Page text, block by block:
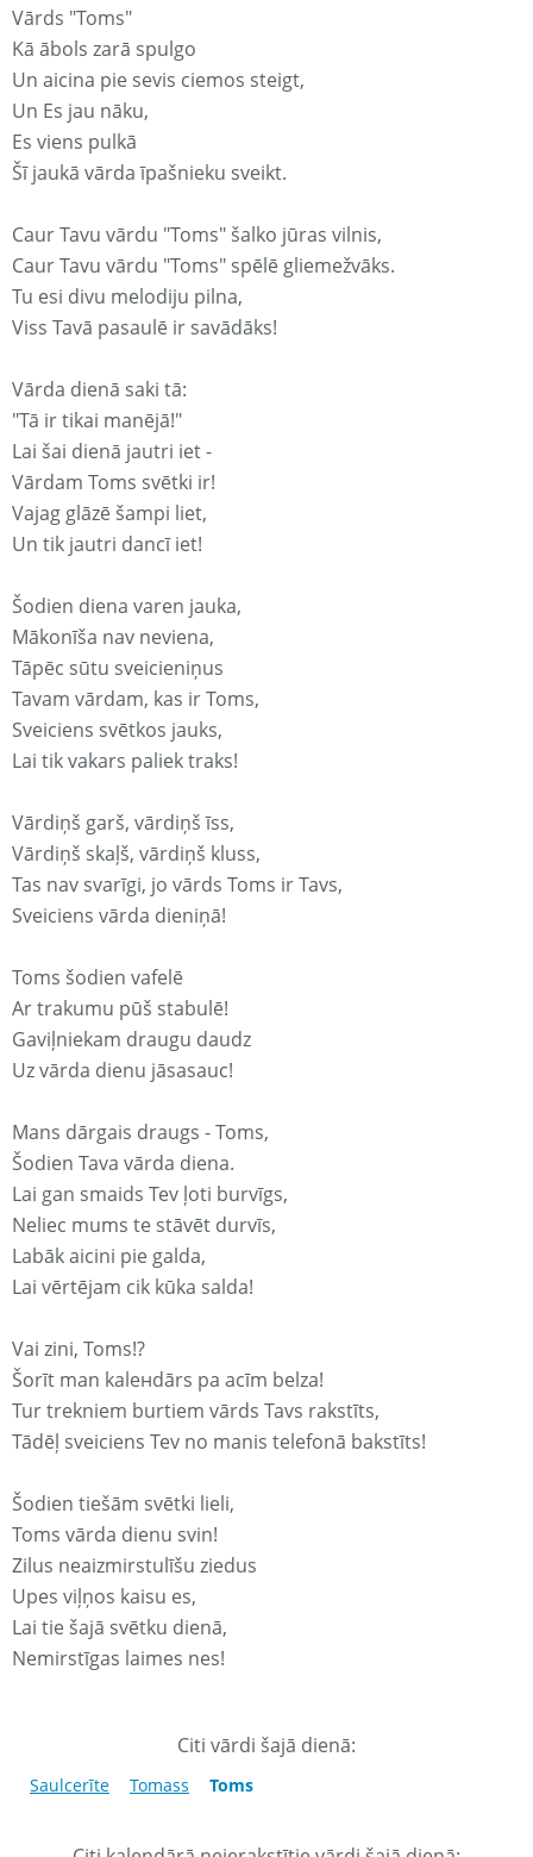
Vārds "Toms"
Kā ābols zarā spulgo
Un aicina pie sevis ciemos steigt,
Un Es jau nāku,
Es viens pulkā
Šī jaukā vārda īpašnieku sveikt.
Caur Tavu vārdu "Toms" šalko jūras vilnis,
Caur Tavu vārdu "Toms" spēlē gliemežvāks.
Tu esi divu melodiju pilna,
Viss Tavā pasaulē ir savādāks!
Vārda dienā saki tā:
"Tā ir tikai manējā!"
Lai šai dienā jautri iet -
Vārdam Toms svētki ir!
Vajag glāzē šampi liet,
Un tik jautri dancī iet!
Šodien diena varen jauka,
Mākonīša nav neviena,
Tāpēc sūtu sveicieniņus
Tavam vārdam, kas ir Toms,
Sveiciens svētkos jauks,
Lai tik vakars paliek traks!
Vārdiņš garš, vārdiņš īss,
Vārdiņš skaļš, vārdiņš kluss,
Tas nav svarīgi, jo vārds Toms ir Tavs,
Sveiciens vārda dieniņā!
Toms šodien vafelē
Ar trakumu pūš stabulē!
Gaviļniekam draugu daudz
Uz vārda dienu jāsasauc!
Mans dārgais draugs - Toms,
Šodien Tava vārda diena.
Lai gan smaids Tev ļoti burvīgs,
Neliec mums te stāvēt durvīs,
Labāk aicini pie galda,
Lai vērtējam cik kūka salda!
Vai zini, Toms!?
Šorīt man kaleнdārs pa acīm belza!
Tur trekniem burtiem vārds Tavs rakstīts,
Tādēļ sveiciens Tev no manis telefonā bakstīts!
Šodien tiešām svētki lieli,
Toms vārda dienu svin!
Zilus neaizmirstulīšu ziedus
Upes viļņos kaisu es,
Lai tie šajā svētku dienā,
Nemirstīgas laimes nes!
Citi vārdi šajā dienā:
Saulcerīte Tomass Toms